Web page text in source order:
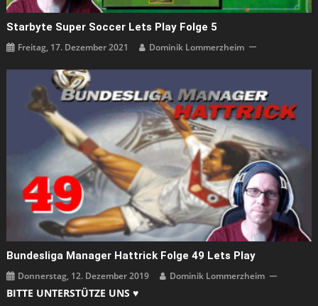
Starbyte Super Soccer Lets Play Folge 5
Freitag, 17. Dezember 2021 Dominik Lommerzheim
Bundesliga Manager Hattrick Folge 49 Lets Play
Donnerstag, 12. Dezember 2019 Dominik Lommerzheim
BITTE UNTERSTÜTZE UNS ♥